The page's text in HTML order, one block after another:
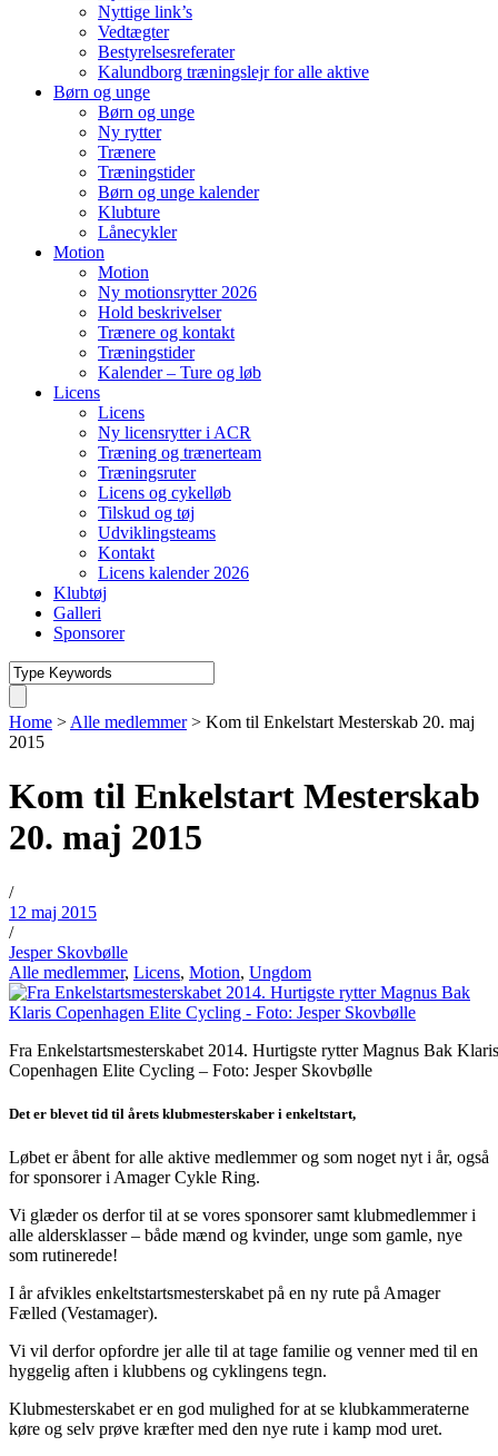
Nyttige link’s
Vedtægter
Bestyrelsesreferater
Kalundborg træningslejr for alle aktive
Børn og unge
Børn og unge
Ny rytter
Trænere
Træningstider
Børn og unge kalender
Klubture
Lånecykler
Motion
Motion
Ny motionsrytter 2026
Hold beskrivelser
Trænere og kontakt
Træningstider
Kalender – Ture og løb
Licens
Licens
Ny licensrytter i ACR
Træning og trænerteam
Træningsruter
Licens og cykelløb
Tilskud og tøj
Udviklingsteams
Kontakt
Licens kalender 2026
Klubtøj
Galleri
Sponsorer
Home > Alle medlemmer > Kom til Enkelstart Mesterskab 20. maj
2015
Kom til Enkelstart Mesterskab
20. maj 2015
/
12 maj 2015
/
Jesper Skovbølle
Alle medlemmer, Licens, Motion, Ungdom
Fra Enkelstartsmesterskabet 2014. Hurtigste rytter Magnus Bak Klaris
Copenhagen Elite Cycling – Foto: Jesper Skovbølle
Det er blevet tid til årets klubmesterskaber i enkeltstart,
Løbet er åbent for alle aktive medlemmer og som noget nyt i år, også
for sponsorer i Amager Cykle Ring.
Vi glæder os derfor til at se vores sponsorer samt klubmedlemmer i
alle aldersklasser – både mænd og kvinder, unge som gamle, nye
som rutinerede!
I år afvikles enkeltstartsmesterskabet på en ny rute på Amager
Fælled (Vestamager).
Vi vil derfor opfordre jer alle til at tage familie og venner med til en
hyggelig aften i klubbens og cyklingens tegn.
Klubmesterskabet er en god mulighed for at se klubkammeraterne
køre og selv prøve kræfter med den nye rute i kamp mod uret.